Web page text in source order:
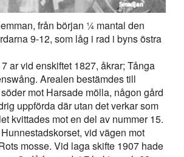
från början ¼ mantal den
9-12, som låg i rad i byns östra
ar vid enskiftet 1827, åkrar; Tånga
Arealen bestämdes till
mot Harsade mölla, någon gård
uppförda där utan det verkar som
kvittades mot en del av nummer 15.
vid vägen mot
mosse. Vid laga skifte 1907 hade